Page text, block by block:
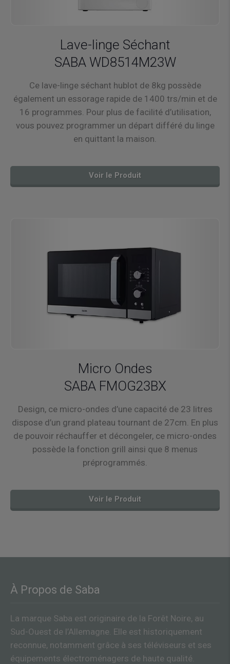
Lave-linge Séchant
SABA WD8514M23W
Ce lave-linge séchant hublot de 8kg possède
également un essorage rapide de 1400 trs/min et de
16 programmes. Pour plus de facilité d’utilisation,
vous pouvez programmer un départ différé du linge
en quittant la maison.
Voir le Produit
Micro Ondes
SABA FMOG23BX
Design, ce micro-ondes d’une capacité de 23 litres
dispose d’un grand plateau tournant de 27cm. En plus
de pouvoir réchauffer et décongeler, ce micro-ondes
possède la fonction grill ainsi que 8 menus
préprogrammés.
Voir le Produit
À Propos de Saba
La marque Saba est originaire de la Forêt Noire, au
Sud-Ouest de l’Allemagne. Elle est historiquement
reconnue, notamment grâce à ses téléviseurs et ses
équipements électroménagers de haute qualité.